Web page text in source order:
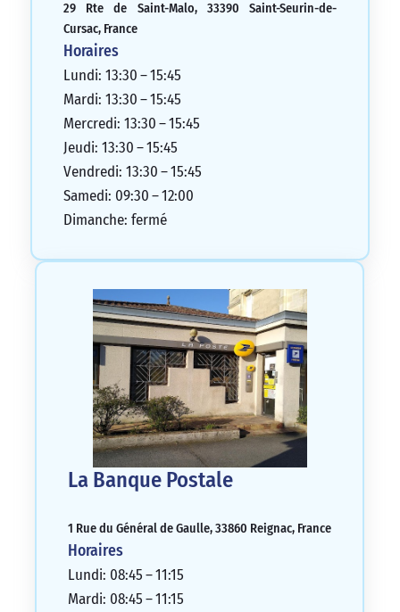
29 Rte de Saint-Malo, 33390 Saint-Seurin-de-
Cursac, France
Horaires
Lundi: 13:30 – 15:45
Mardi: 13:30 – 15:45
Mercredi: 13:30 – 15:45
Jeudi: 13:30 – 15:45
Vendredi: 13:30 – 15:45
Samedi: 09:30 – 12:00
Dimanche: fermé
La Banque Postale
1 Rue du Général de Gaulle, 33860 Reignac, France
Horaires
Lundi: 08:45 – 11:15
Mardi: 08:45 – 11:15